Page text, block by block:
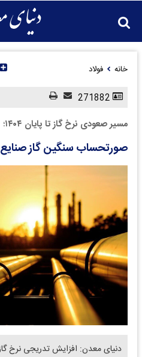
خانه فولاد
مسیر صعودی نرخ گاز تا پایان ۱۴۰۴؛
صورتحساب سنگین گاز صنایع